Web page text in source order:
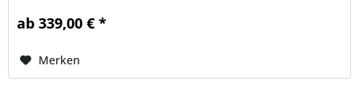
ab 339,00 € *
Merken